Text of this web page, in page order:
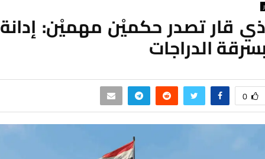
قار تصدر حكميْن مهميْن:
الدراجات
0